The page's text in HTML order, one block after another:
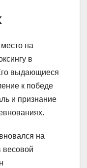
на
в
выдающиеся
к победе
и признание
на
весовой